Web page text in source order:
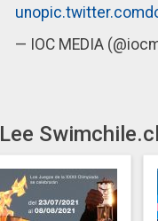
— IOC MEDIA
Lee Swimchile.cl